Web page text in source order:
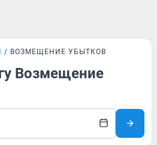
ВОЗМЕЩЕНИЕ УБЫТКОВ
Возмещение